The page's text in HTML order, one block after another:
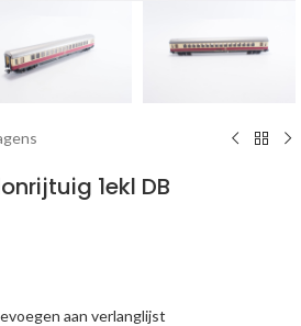
1ekl DB
aan verlanglijst